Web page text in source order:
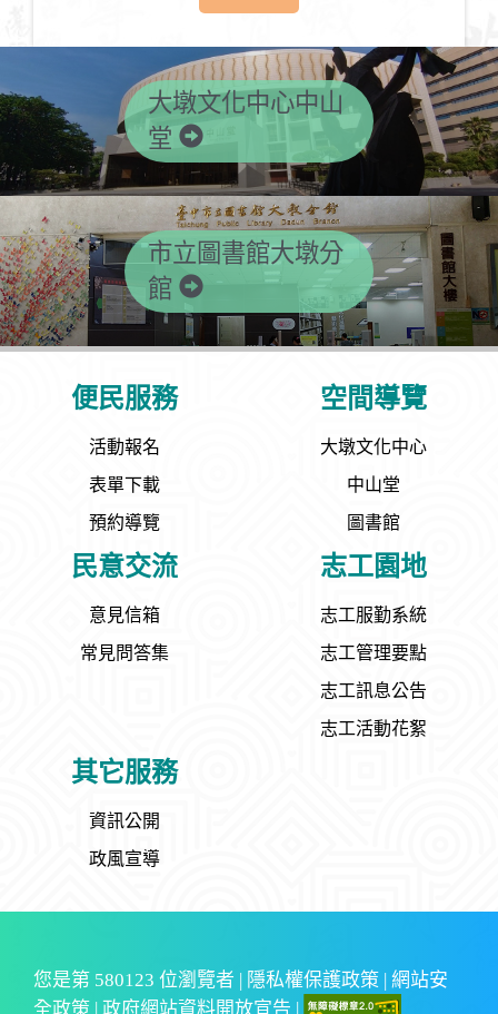
大墩文化中心中山
堂
市立圖書館大墩分
館
便民服務
活動報名
表單下載
預約導覽
空間導覽
大墩文化中心
中山堂
圖書館
民意交流
意見信箱
常見問答集
志工園地
志工服勤系統
志工管理要點
志工訊息公告
志工活動花絮
其它服務
資訊公開
政風宣導
您是第 580123 位瀏覽者 | 隱私權保護政策 | 網站安
全政策
政府網站資料開放宣告